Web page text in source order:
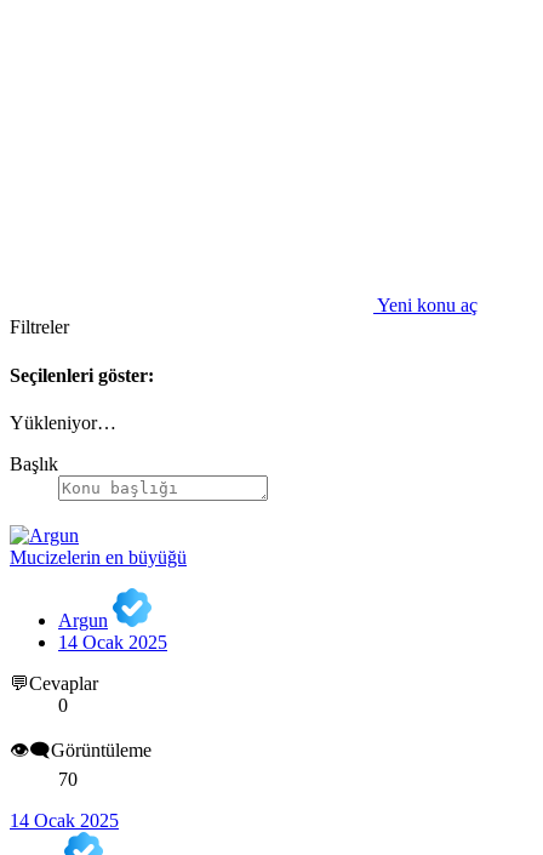
Yeni konu aç
Filtreler
Seçilenleri göster:
Yükleniyor…
Başlık
Mucizelerin en büyüğü
Argun
14 Ocak 2025
💬Cevaplar
0
👁️‍🗨️Görüntüleme
70
14 Ocak 2025